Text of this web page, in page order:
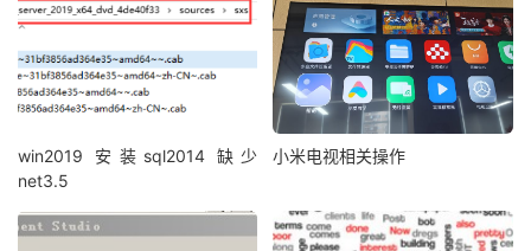
win2019 安装sql2014 缺少
net3.5
小米电视相关操作